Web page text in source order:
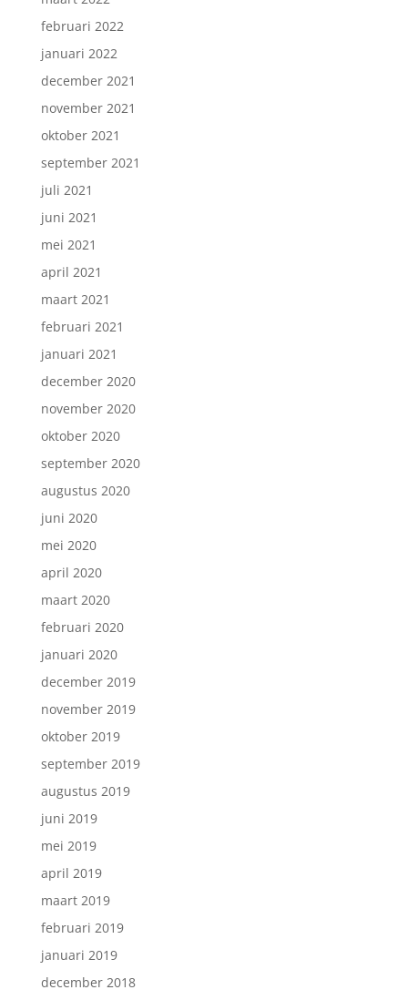
februari 2022
januari 2022
december 2021
november 2021
oktober 2021
september 2021
juli 2021
juni 2021
mei 2021
april 2021
maart 2021
februari 2021
januari 2021
december 2020
november 2020
oktober 2020
september 2020
augustus 2020
juni 2020
mei 2020
april 2020
maart 2020
februari 2020
januari 2020
december 2019
november 2019
oktober 2019
september 2019
augustus 2019
juni 2019
mei 2019
april 2019
maart 2019
februari 2019
januari 2019
december 2018